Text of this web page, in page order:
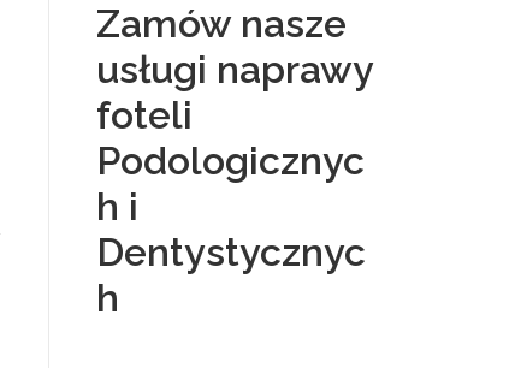
Zamów nasze
usługi naprawy
foteli
Podologicznyc
h i
Dentystycznyc
h